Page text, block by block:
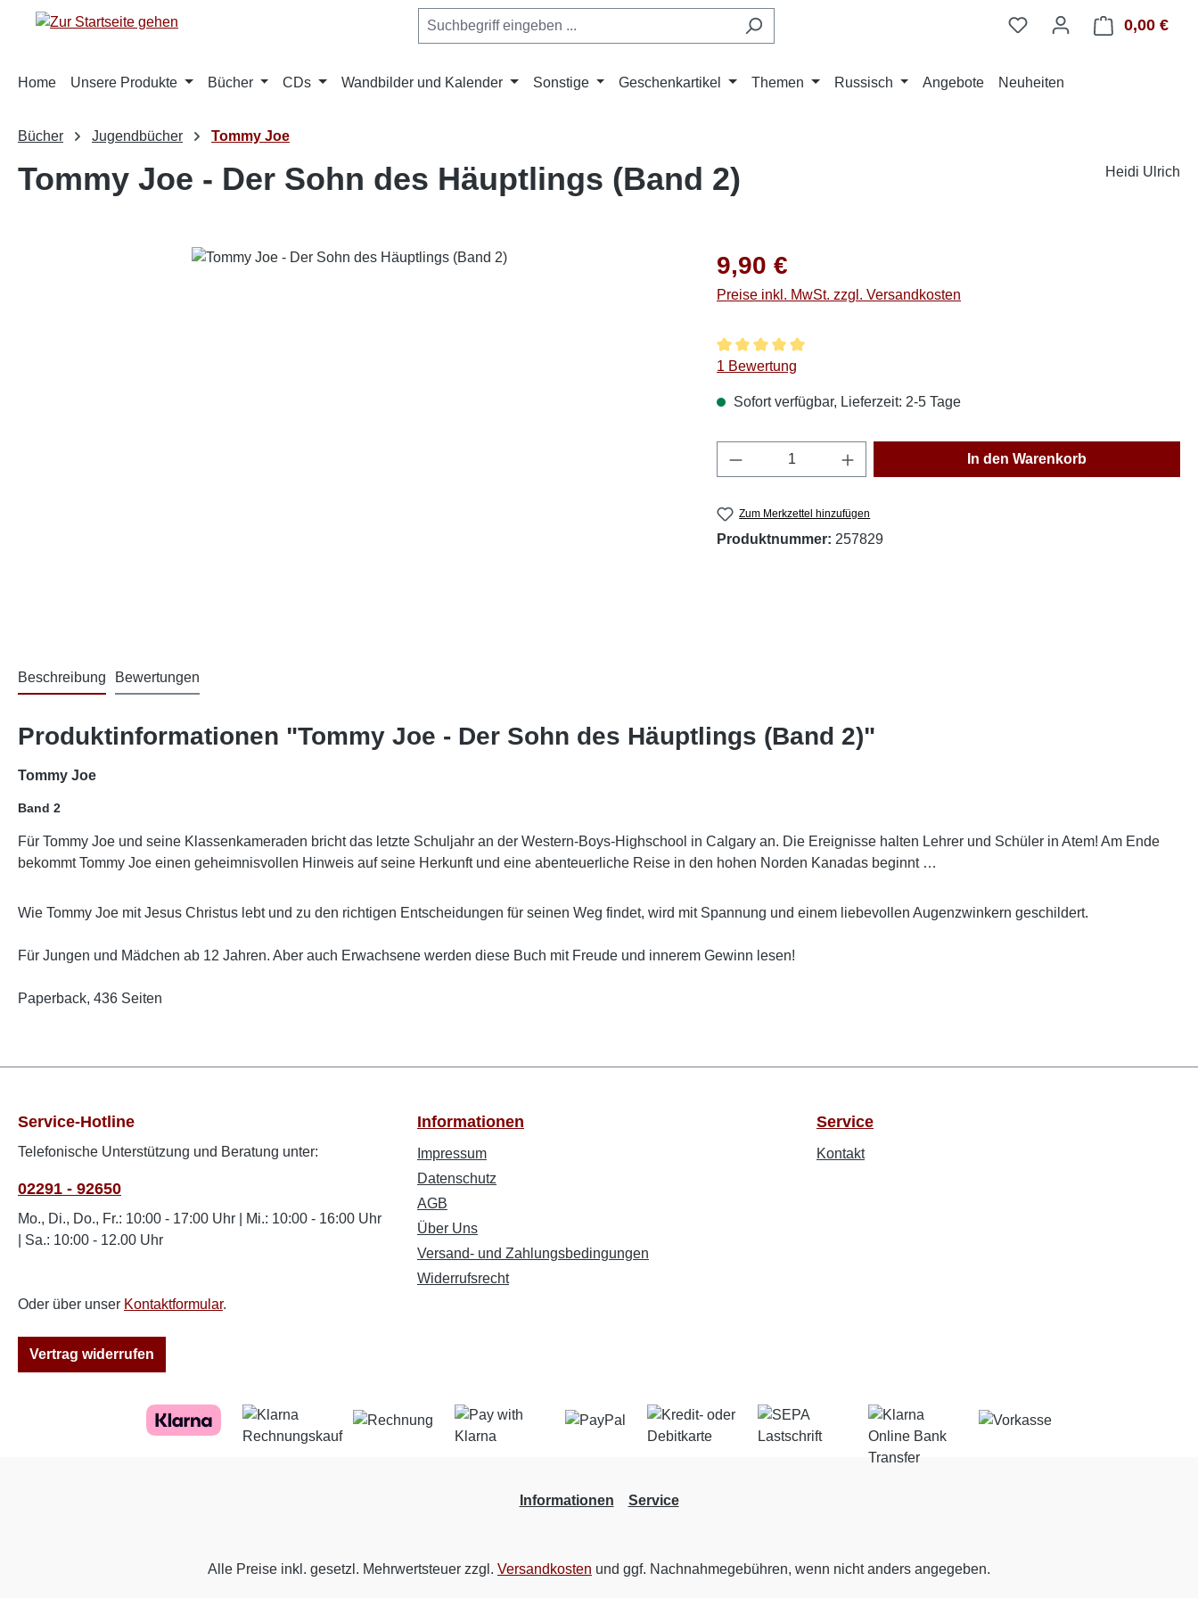
Hauptinhalt springen
Zur Suche springen
Zur Hauptnavigation springen 0,00 €
Home Unsere Produkte Bücher CDs Wandbilder und Kalender Sonstige Geschenkartikel Themen Russisch Angebote Neuheiten
Bücher Jugendbücher Tommy Joe
Tommy Joe - Der Sohn des Häuptlings (Band 2) Heidi Ulrich
Regulärer Preis:
9,90 €
Preise inkl. MwSt. zzgl. Versandkosten
Durchschnittliche Bewertung von 5 von 5 Sternen
1 Bewertung
Sofort verfügbar, Lieferzeit: 2-5 Tage
Produkt Anzahl: Gib den gewünschten Wert ein
In den Warenkorb
Zum Merkzettel hinzufügen
Produktnummer: 257829
Beschreibung Bewertungen
Produktinformationen "Tommy Joe - Der Sohn des Häuptlings (Band 2)"
Tommy Joe
Band 2
Für Tommy Joe und seine Klassenkameraden bricht das letzte Schuljahr an der Western-Boys-Highschool in Calgary an. Die Ereignisse halten Lehrer und Schüler in Atem! Am Ende
bekommt Tommy Joe einen geheimnisvollen Hinweis auf seine Herkunft und eine abenteuerliche Reise in den hohen Norden Kanadas beginnt …
Wie Tommy Joe mit Jesus Christus lebt und zu den richtigen Entscheidungen für seinen Weg findet, wird mit Spannung und einem liebevollen Augenzwinkern geschildert.
Für Jungen und Mädchen ab 12 Jahren. Aber auch Erwachsene werden diese Buch mit Freude und innerem Gewinn lesen!
Paperback, 436 Seiten
Service-Hotline
Telefonische Unterstützung und Beratung unter:
02291 - 92650
Mo., Di., Do., Fr.: 10:00 - 17:00 Uhr | Mi.: 10:00 - 16:00 Uhr
| Sa.: 10:00 - 12.00 Uhr
Oder über unser Kontaktformular.
Vertrag widerrufen
Informationen
Impressum
Datenschutz
AGB
Über Uns
Versand- und Zahlungsbedingungen
Widerrufsrecht
Service
Kontakt
Informationen Service
Alle Preise inkl. gesetzl. Mehrwertsteuer zzgl. Versandkosten und ggf. Nachnahmegebühren, wenn nicht anders angegeben.